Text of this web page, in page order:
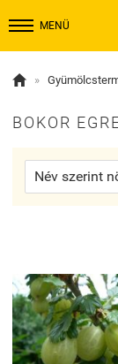
MENÜ
 »
BOKOR